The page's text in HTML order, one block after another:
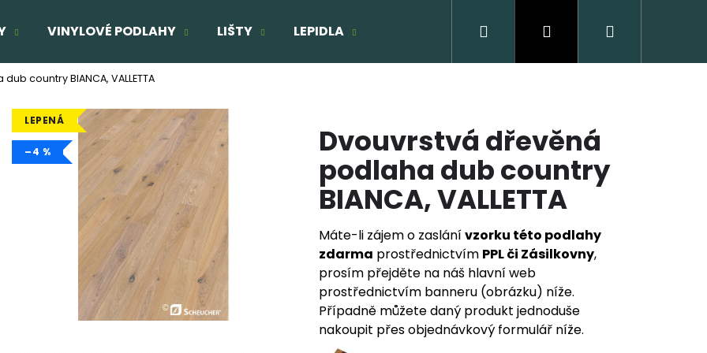
VINYLOVÉ PODLAHY LIŠTY LEPIDLA VZORKY ZDARMA Přihlášení
country BIANCA, VALLETTA
Dvouvrstvá dřevěná
podlaha dub country
BIANCA, VALLETTA
Máte-li zájem o zaslánívzorku této podlahy
zdarma prostřednictvím PPL či Zásilkovny,
prosím přejděte na náš hlavní web
prostřednictvím banneru (obrázku) níže.
Případně můžete daný produkt jednoduše
nakoupit přes objednávkový formulář níže.
LEPENÁ
–4 %
Co potřebujete najít?
Doporučujeme
TŘÍVRSTVÁ DŘEVĚNÁ PODLAHA DUB
ELEGANT CLICK 190
2 160 Kč
TŘÍVRSTVÁ DŘEVĚNÁ PODLAHA DUB
SUPERRUSTIC - CLICK
2 287 Kč